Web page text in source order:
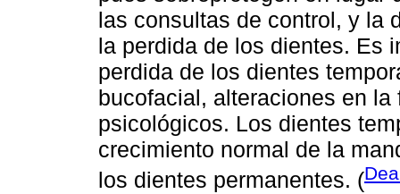
las consultas de control, y la
la perdida de los dientes. Es
perdida de los dientes
bucofacial, alteraciones en
psicológicos. Los dientes
crecimiento normal de la
los dientes permanentes. (